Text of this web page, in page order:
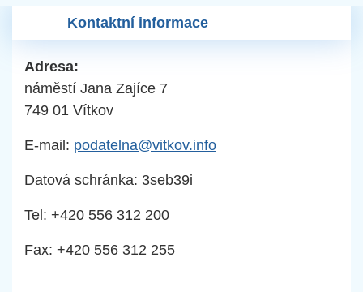
Kontaktní informace
Adresa:
náměstí Jana Zajíce 7
749 01 Vítkov
E-mail: podatelna@vitkov.info
Datová schránka: 3seb39i
Tel: +420 556 312 200
Fax: +420 556 312 255